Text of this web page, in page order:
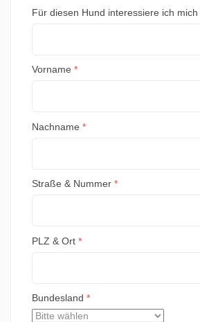
Für diesen Hund interessiere ich mich
Vorname *
Nachname *
Straße & Nummer *
PLZ & Ort *
Bundesland *